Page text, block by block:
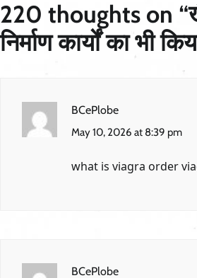
220 thoughts on “
निर्माण कार्यों का भी
BCePlobe
May 10, 2026 at 8:39 pm
what is viagra order
BCePlobe